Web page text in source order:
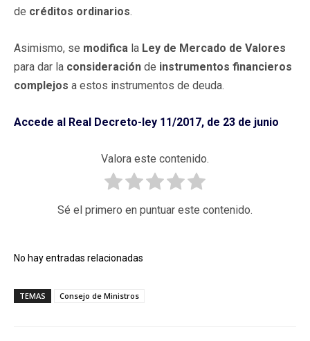
de créditos ordinarios.
Asimismo, se modifica la Ley de Mercado de Valores
para dar la consideración de instrumentos financieros
complejos a estos instrumentos de deuda.
Accede al Real Decreto-ley 11/2017, de 23 de junio
Valora este contenido.
Sé el primero en puntuar este contenido.
No hay entradas relacionadas
TEMAS Consejo de Ministros